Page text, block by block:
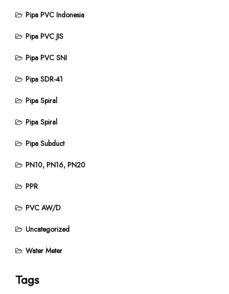
Pipa PVC Indonesia
Pipa PVC JIS
Pipa PVC SNI
Pipa SDR-41
Pipa Spiral
Pipa Spiral
Pipa Subduct
PN10, PN16, PN20
PPR
PVC AW/D
Uncategorized
Water Meter
Tags